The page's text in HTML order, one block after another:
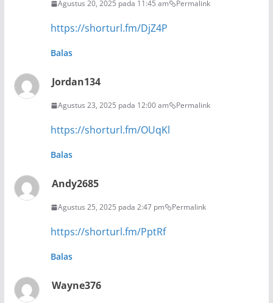
Agustus 20, 2025 pada 11:45 am Permalink
https://shorturl.fm/DjZ4P
Balas
Jordan134
Agustus 23, 2025 pada 12:00 am Permalink
https://shorturl.fm/OUqKl
Balas
Andy2685
Agustus 25, 2025 pada 2:47 pm Permalink
https://shorturl.fm/PptRf
Balas
Wayne376